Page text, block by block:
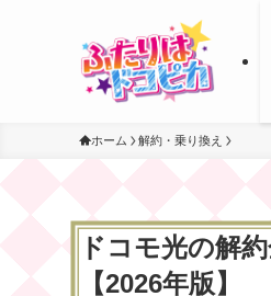
ホーム 解約・乗り換え
ドコモ光の解
【2026年版】